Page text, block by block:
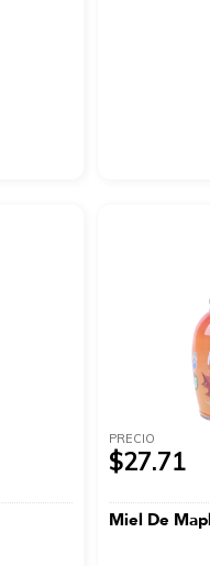
PRECIO
$27.71
Miel De